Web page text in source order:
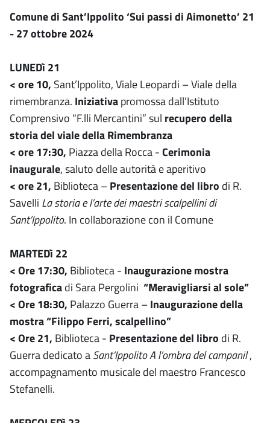
Comune di Sant’Ippolito ‘Sui passi di Aimonetto’ 21
- 27 ottobre 2024
LUNEDì 21
< ore 10, Sant’Ippolito, Viale Leopardi – Viale della
rimembranza. Iniziativapromossa dall’Istituto
Comprensivo “F.lli Mercantini” sul recupero della
storia del viale della Rimembranza
< ore 17:30, Piazza della Rocca -Cerimonia
inaugurale, saluto delle autorità e aperitivo
< ore 21, Biblioteca –Presentazione del libro di R.
Savelli La storia e l’arte dei maestri scalpellini di
Sant’Ippolito. In collaborazione con il Comune
MARTEDì 22
< Ore 17:30, Biblioteca - Inaugurazione mostra
fotograficadi Sara Pergolini “Meravigliarsi al sole”
< Ore 18:30, Palazzo Guerra –Inaugurazione della
mostra “Filippo Ferri, scalpellino”
< Ore 21, Biblioteca - Presentazione del libro di R.
Guerra dedicato aSant’Ippolito A l’ombra del campanil,
accompagnamento musicale del maestro Francesco
Stefanelli.